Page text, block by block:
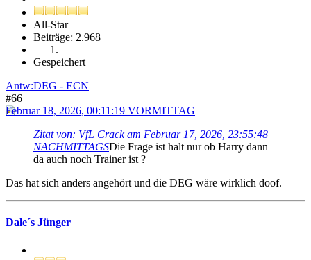
All-Star
Beiträge: 2.968
Gespeichert
Antw:DEG - ECN
#66
Februar 18, 2026, 00:11:19 VORMITTAG
Zitat von: VfL Crack am Februar 17, 2026, 23:55:48
NACHMITTAGSDie Frage ist halt nur ob Harry dann
da auch noch Trainer ist ?
Das hat sich anders angehört und die DEG wäre wirklich doof.
Dale´s Jünger